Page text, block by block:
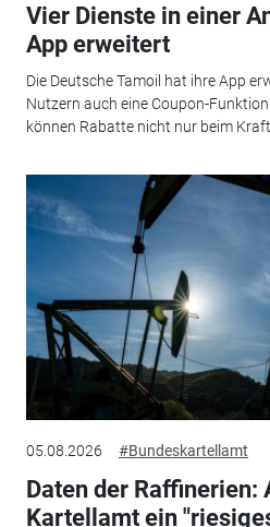
Vier Dienste in einer
App erweitert
Die Deutsche Tamoil hat ihre App
Nutzern auch eine Coupon-
können Rabatte nicht nur beim
05.08.2026 #Bundeskartellamt
Daten der Raffinerien:
Kartellamt ein